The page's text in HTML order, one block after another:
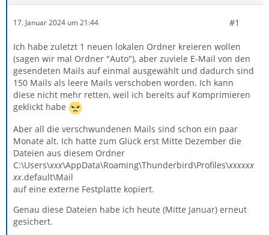
17. Januar 2024 um 21:44 #1
Ich habe zuletzt 1 neuen lokalen Ordner kreieren wollen
(sagen wir mal Ordner "Auto"), aber zuviele E-Mail von den
gesendeten Mails auf einmal ausgewählt und dadurch sind
150 Mails als leere Mails verschoben worden. Ich kann
diese nicht mehr retten, weil ich bereits auf Komprimieren
geklickt habe
Aber all die verschwundenen Mails sind schon ein paar
Monate alt. Ich hatte zum Glück erst Mitte Dezember die
Dateien aus diesem Ordner
C:\Users\xxx\AppData\Roaming\Thunderbird\Profiles\xxxxxx
xx.default\Mail
auf eine externe Festplatte kopiert.
Genau diese Dateien habe ich heute (Mitte Januar) erneut
gesichert.